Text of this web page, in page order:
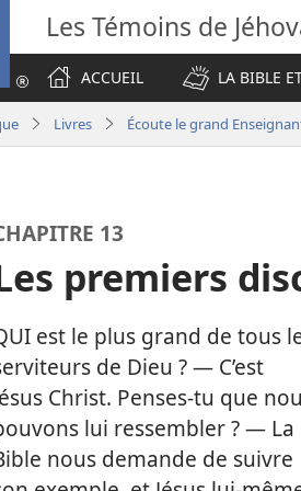
Les Témoins de
ACCUEIL
LA BIBLE
Livres Écoute le grand
13
premiers
est le plus grand de tous
de Dieu ? — C’est
Christ. Penses-​tu que
lui ressembler ? — La
nous demande de suivre